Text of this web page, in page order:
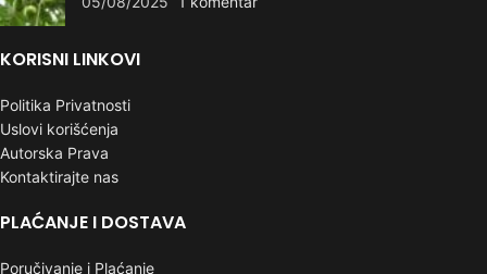
KORISNI LINKOVI
Politika Privatnosti
Uslovi korišćenja
Autorska Prava
Kontaktirajte nas
PLAĆANJE I DOSTAVA
Poručivanje i Plaćanje